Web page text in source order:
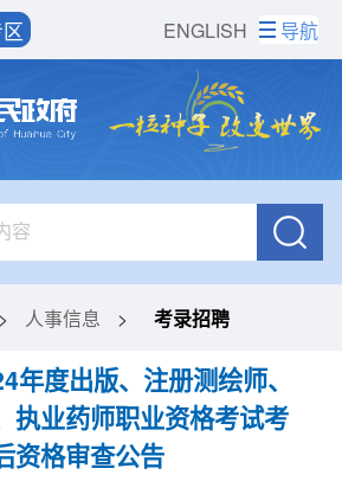
ENGLISH 导航
> 人事信息 > 考录招聘
年度出版、注册测绘师、
执业药师职业资格考试考
资格审查公告